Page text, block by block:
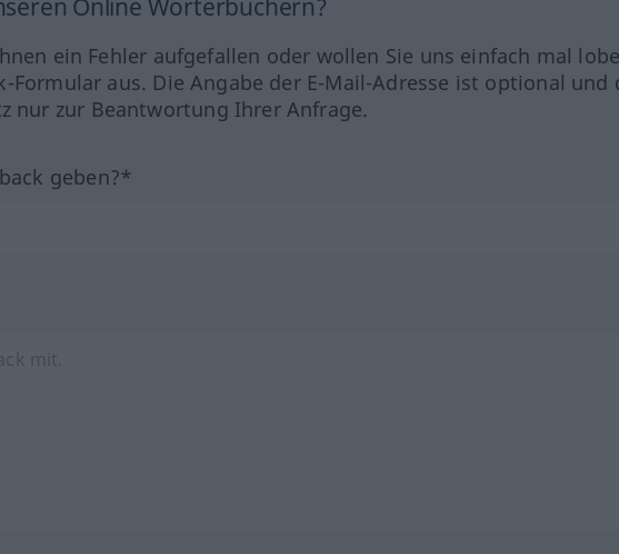
Online Wörterbüchern?
ein Fehler aufgefallen oder wollen Sie uns einfach mal
Formular aus. Die Angabe der E-Mail-Adresse ist optional und
nur zur Beantwortung Ihrer Anfrage.
geben?*